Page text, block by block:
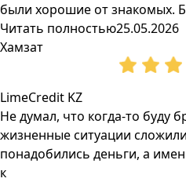
были хорошие от знакомых.
Читать полностью25.05.2026
Хамзат
LimeCredit KZ
Не думал, что когда-то буду
жизненные ситуации
понадобились деньги, а
к